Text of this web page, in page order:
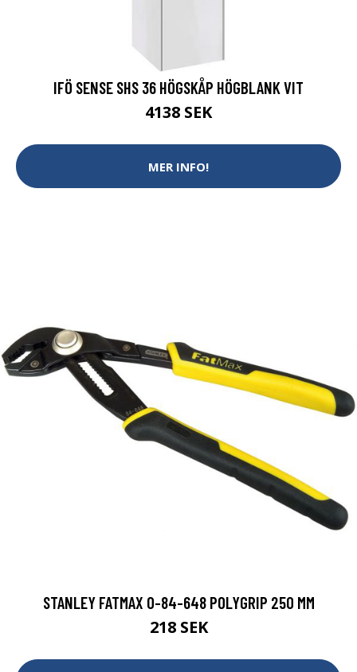
IFÖ SENSE SHS 36 HÖGSKÅP HÖGBLANK VIT
4138 SEK
MER INFO!
STANLEY FATMAX 0-84-648 POLYGRIP 250 MM
218 SEK